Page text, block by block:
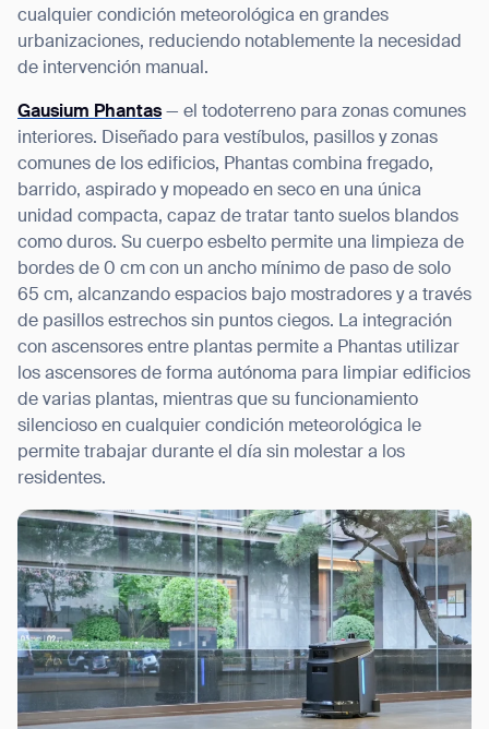
cualquier condición meteorológica en grandes
urbanizaciones, reduciendo notablemente la necesidad
de intervención manual.
Gausium Phantas — el todoterreno para zonas comunes
interiores. Diseñado para vestíbulos, pasillos y zonas
comunes de los edificios, Phantas combina fregado,
barrido, aspirado y mopeado en seco en una única
unidad compacta, capaz de tratar tanto suelos blandos
como duros. Su cuerpo esbelto permite una limpieza de
bordes de 0 cm con un ancho mínimo de paso de solo
65 cm, alcanzando espacios bajo mostradores y a través
de pasillos estrechos sin puntos ciegos. La integración
con ascensores entre plantas permite a Phantas utilizar
los ascensores de forma autónoma para limpiar edificios
de varias plantas, mientras que su funcionamiento
silencioso en cualquier condición meteorológica le
permite trabajar durante el día sin molestar a los
residentes.
Thank you for filling out the
form
BACK